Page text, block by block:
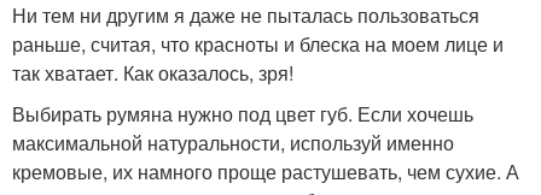
Ни тем ни другим я даже не пыталась пользоваться
раньше, считая, что красноты и блеска на моем лице и
так хватает. Как оказалось, зря!
Выбирать румяна нужно под цвет губ. Если хочешь
максимальной натуральности, используй именно
кремовые, их намного проще растушевать, чем сухие. А